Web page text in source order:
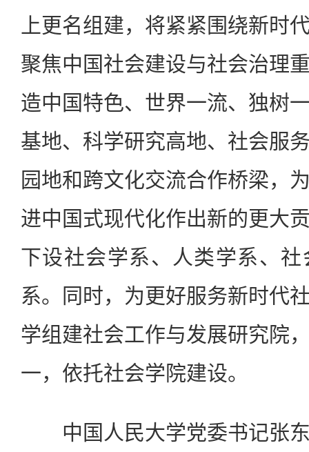
上更名组建，将紧紧围绕新时
聚焦中国社会建设与社会治理
造中国特色、世界一流、独树
基地、科学研究高地、社会服
园地和跨文化交流合作桥梁，
进中国式现代化作出新的更大
下设社会学系、人类学系、
系。同时，为更好服务新时代
学组建社会工作与发展研究院
一，依托社会学院建设。
中国人民大学党委书记张东